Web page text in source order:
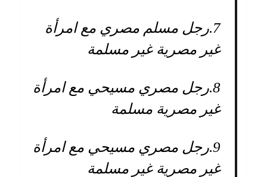
7. رجل مسلم مصري مع امرأة
غير مصرية غير مسلمة
8. رجل مصري مسيحي مع امرأة
غير مصرية مسلمة
9. رجل مصري مسيحي مع امرأة
غير مصرية غير مسلمة